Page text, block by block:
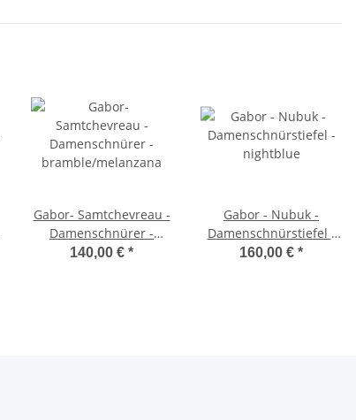
Gabor- Samtchevreau -
Damenschnürer -
bramble/melanzana
140,00 € *
Gabor - Nubuk -
Damenschnürstiefel -
nightblue
160,00 € *